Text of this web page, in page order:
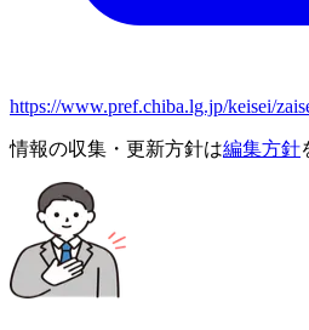
https://www.pref.chiba.lg.jp/keisei/
情報の収集・更新方針は編集方針